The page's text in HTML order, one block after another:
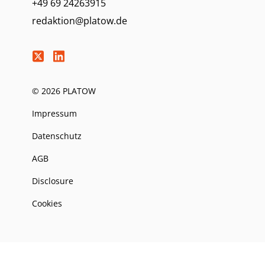
+49 69 24263915
redaktion@platow.de
© 2026 PLATOW
Impressum
Datenschutz
AGB
Disclosure
Cookies